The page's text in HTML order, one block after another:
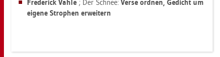
Fre­de­rick Vahle ; Der Schnee: Verse ord­nen, Ge­dicht um
ei­ge­ne Stro­phen er­wei­tern